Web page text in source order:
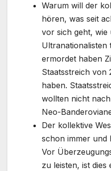
Warum will der
hören, was seit
vor sich geht, wie
ermordet haben
Staatsstreich von
haben.
wollten nicht
Neo-
Der kollektive
schon immer und
Vor
zu leisten, ist dies